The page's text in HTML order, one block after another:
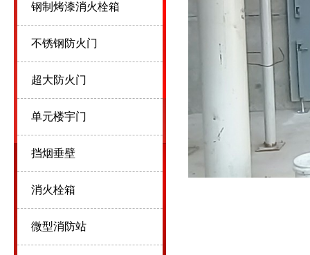
钢制烤漆消火栓箱
不锈钢防火门
超大防火门
单元楼宇门
挡烟垂壁
消火栓箱
微型消防站